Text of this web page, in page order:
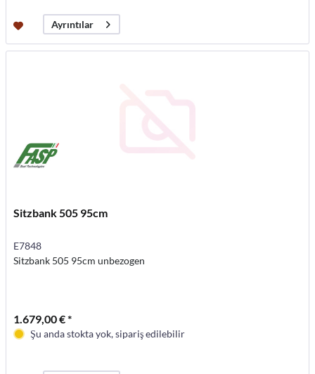
Ayrıntılar
Sitzbank 505 95cm
E7848
Sitzbank 505 95cm unbezogen
1.679,00 € *
Şu anda stokta yok, sipariş edilebilir